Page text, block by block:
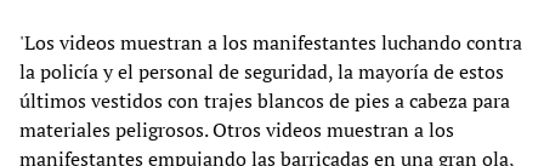
'Los videos muestran a los manifestantes luchando contra
la policía y el personal de seguridad, la mayoría de estos
últimos vestidos con trajes blancos de pies a cabeza para
materiales peligrosos. Otros videos muestran a los
manifestantes empujando las barricadas en una gran ola,